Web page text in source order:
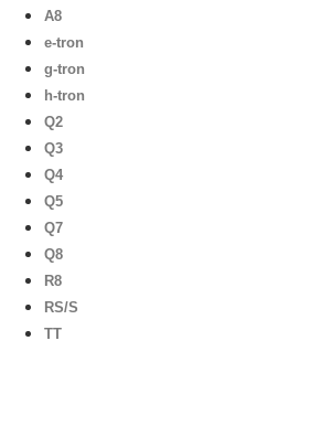
A8
e-tron
g-tron
h-tron
Q2
Q3
Q4
Q5
Q7
Q8
R8
RS/S
TT